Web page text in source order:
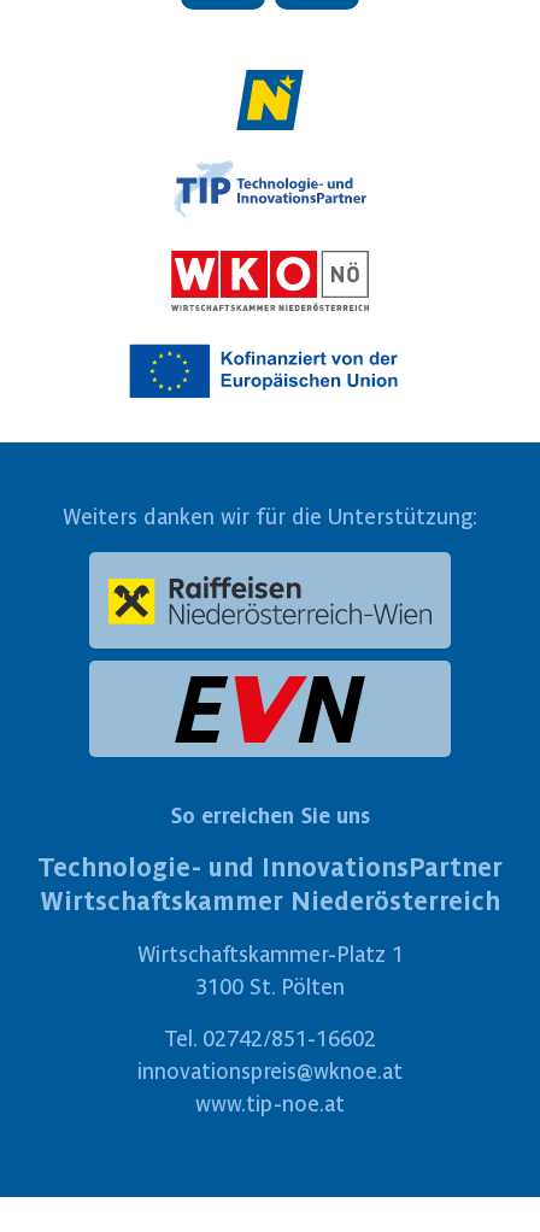
Weiters danken wir für die Unterstützung:
So erreichen Sie uns
Technologie- und InnovationsPartner
Wirtschaftskammer Niederösterreich
Wirtschaftskammer-Platz 1
3100 St. Pölten
Tel. 02742/851-16602
innovationspreis@wknoe.at
www.tip-noe.at